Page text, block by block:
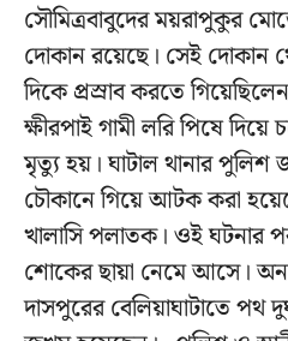
সৌমিত্রবাবুদের ময়রাপুকুর
দোকান রয়েছে। সেই দোকান
দিকে প্রস্রাব করতে
ক্ষীরপাই গামী লরি পিষে
মৃত্যু হয়। ঘাটাল থানার পুলিশ
চৌকানে গিয়ে আটক করা
খালাসি পলাতক। ওই ঘটনার
শোকের ছায়া নেমে আসে।
দাসপুরের বেলিয়াঘাটাতে